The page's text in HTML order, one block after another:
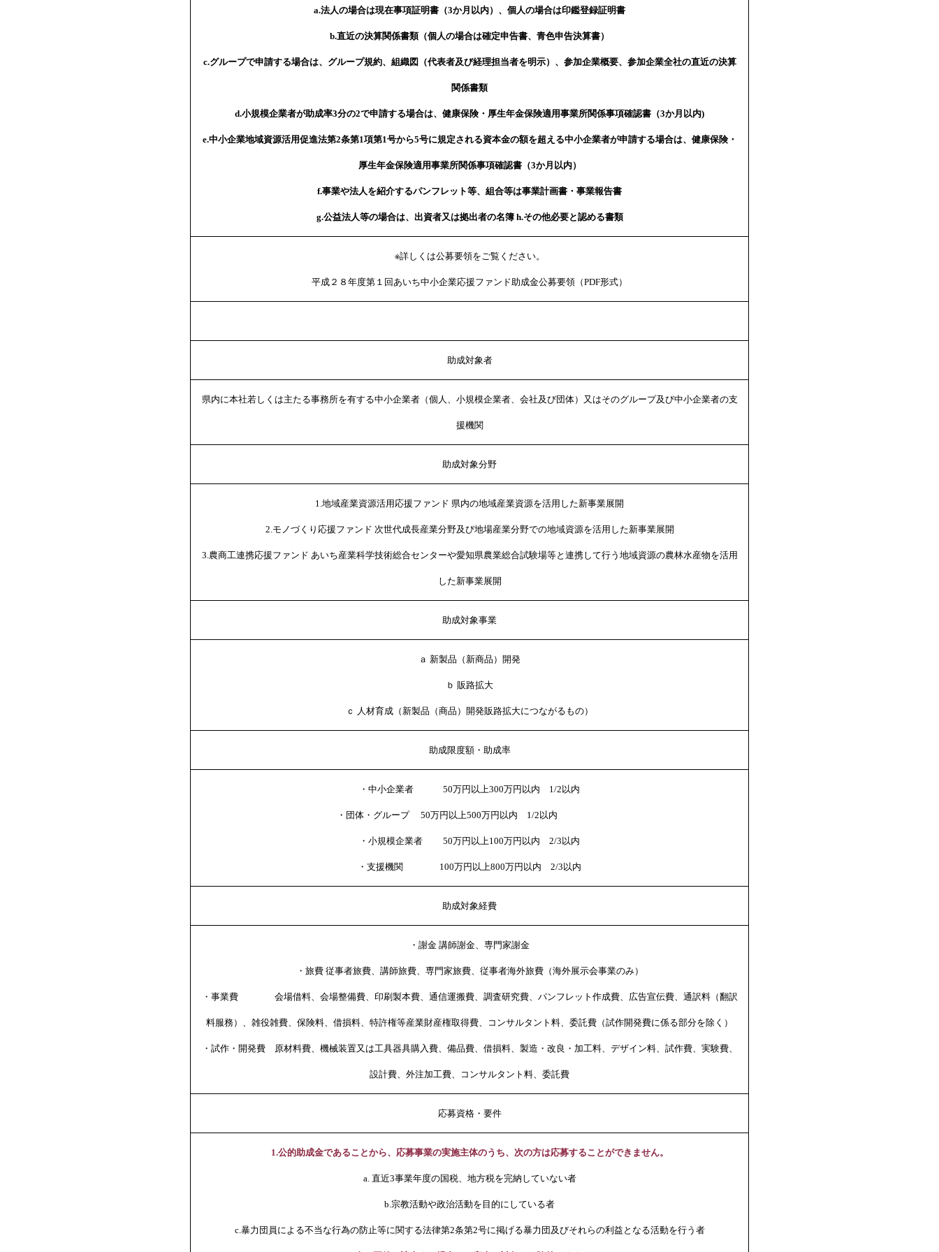
a.法人の場合は現在事項証明書（3か月以内）、個人の場合は印鑑登録証明書
b.直近の決算関係書類（個人の場合は確定申告書、青色申告決算書）
c.グループで申請する場合は、グループ規約、組織図（代表者及び経理担当者を明示）、参加企業概要、参加企業全社の直近の決算
関係書類
d.小規模企業者が助成率3分の2で申請する場合は、健康保険・厚生年金保険適用事業所関係事項確認書（3か月以内)
e.中小企業地域資源活用促進法第2条第1項第1号から5号に規定される資本金の額を超える中小企業者が申請する場合は、健康保険・
厚生年金保険適用事業所関係事項確認書（3か月以内）
f.事業や法人を紹介するパンフレット等、組合等は事業計画書・事業報告書
g.公益法人等の場合は、出資者又は拠出者の名簿 h.その他必要と認める書類
※詳しくは公募要領をご覧ください。
平成２８年度第１回あいち中小企業応援ファンド助成金公募要領（PDF形式）
助成対象者
県内に本社若しくは主たる事務所を有する中小企業者（個人、小規模企業者、会社及び団体）又はそのグループ及び中小企業者の支
援機関
助成対象分野
1.地域産業資源活用応援ファンド 県内の地域産業資源を活用した新事業展開
2.モノづくり応援ファンド 次世代成長産業分野及び地場産業分野での地域資源を活用した新事業展開
3.農商工連携応援ファンド あいち産業科学技術総合センターや愛知県農業総合試験場等と連携して行う地域資源の農林水産物を活用
した新事業展開
助成対象事業
ａ 新製品（新商品）開発
ｂ 販路拡大
ｃ 人材育成（新製品（商品）開発販路拡大につながるもの）
助成限度額・助成率
・中小企業者 50万円以上300万円以内 1/2以内
・団体・グループ 50万円以上500万円以内 1/2以内
・小規模企業者 50万円以上100万円以内 2/3以内
・支援機関 100万円以上800万円以内 2/3以内
助成対象経費
・謝金 講師謝金、専門家謝金
・旅費 従事者旅費、講師旅費、専門家旅費、従事者海外旅費（海外展示会事業のみ）
・事業費 会場借料、会場整備費、印刷製本費、通信運搬費、調査研究費、パンフレット作成費、広告宣伝費、通訳料（翻訳
料服務）、雑役雑費、保険料、借損料、特許権等産業財産権取得費、コンサルタント料、委託費（試作開発費に係る部分を除く）
・試作・開発費 原材料費、機械装置又は工具器具購入費、備品費、借損料、製造・改良・加工料、デザイン料、試作費、実験費、
設計費、外注加工費、コンサルタント料、委託費
応募資格・要件
1.公的助成金であることから、応募事業の実施主体のうち、次の方は応募することができません。
a. 直近3事業年度の国税、地方税を完納していない者
b.宗教活動や政治活動を目的にしている者
c.暴力団員による不当な行為の防止等に関する法律第2条第2号に掲げる暴力団及びそれらの利益となる活動を行う者